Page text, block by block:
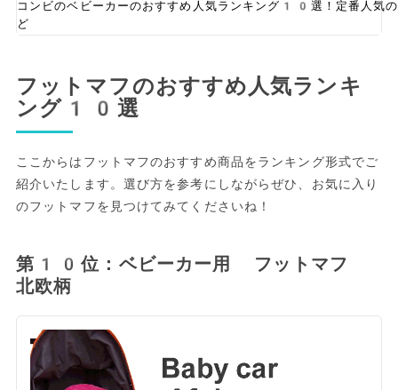
コンビのベビーカーのおすすめ人気ランキング10選！定番人気
ど
フットマフのおすすめ人気ランキ
ング10選
ここからはフットマフのおすすめ商品をランキング形式でご
紹介いたします。選び方を参考にしながらぜひ、お気に入り
のフットマフを見つけてみてくださいね！
第10位：ベビーカー用 フットマフ
北欧柄